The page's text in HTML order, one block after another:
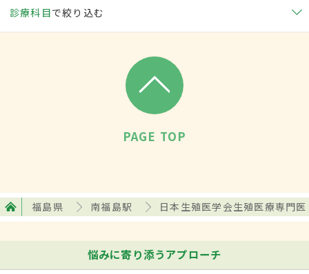
診療科目で絞り込む
PAGE TOP
福島県 南福島駅 日本生殖医学会生殖医療専門医
悩みに寄り添うアプローチ